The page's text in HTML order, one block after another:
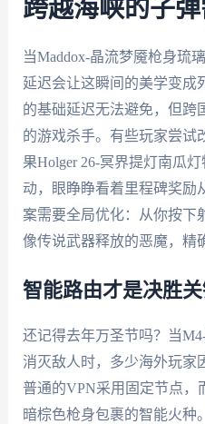
跨越海峡的子
当Maddox-晶流梦魇枪身琉
延迟会让这瞬间的美学变成
的基础延迟无法避免，但跨
的游戏杀手。有些玩家尝试
果Holger 26-冥界提灯南瓜
动，眼睁睁看着里程碑奖励
案需要全局优化：从你按下
像传说武器释放的恶魔，精
智能路由才是决胜
还记得去年万圣节吗？当
消灭敌人时，多少海外玩家
普通的VPN采用固定节点，
暗棕色枪身包裹的智能火种